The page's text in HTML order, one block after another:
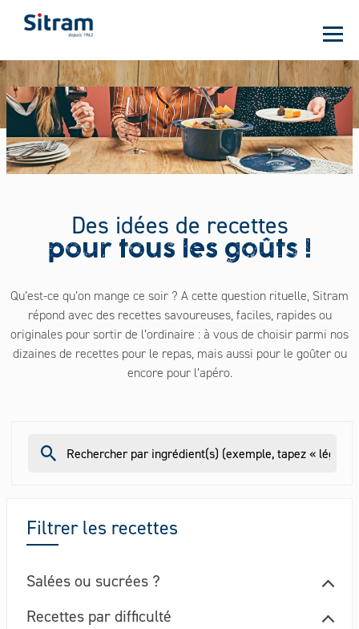
Aller
au
contenu
principal
Des idées de recettes
pour tous les goûts !
Qu’est-ce qu’on mange ce soir ? A cette question rituelle, Sitram
répond avec des recettes savoureuses, faciles, rapides ou
originales pour sortir de l’ordinaire : à vous de choisir parmi nos
dizaines de recettes pour le repas, mais aussi pour le goûter ou
encore pour l’apéro.
Filtrer les recettes
Salées ou sucrées ?
Recettes par difficulté